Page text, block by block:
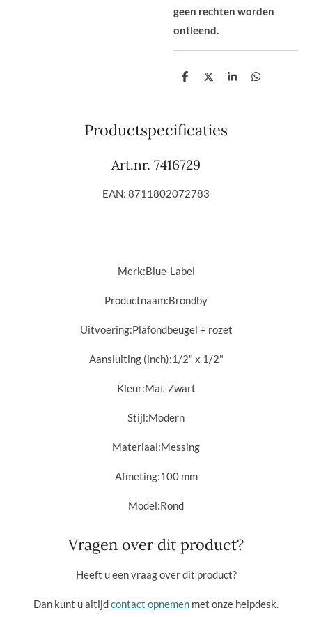
geen rechten worden
ontleend.
D
n
D
S
D
Productspecificaties
Art.nr. 7416729
EAN: 8711802072783
Merk:Blue-Label
Productnaam:Brondby
Uitvoering:Plafondbeugel + rozet
Aansluiting (inch):1/2" x 1/2"
Kleur:Mat-Zwart
Stijl:Modern
Materiaal:Messing
Afmeting:100 mm
Model:Rond
Vragen over dit product?
Heeft u een vraag over dit product?
Dan kunt u altijdcontact opnemen met onze helpdesk.